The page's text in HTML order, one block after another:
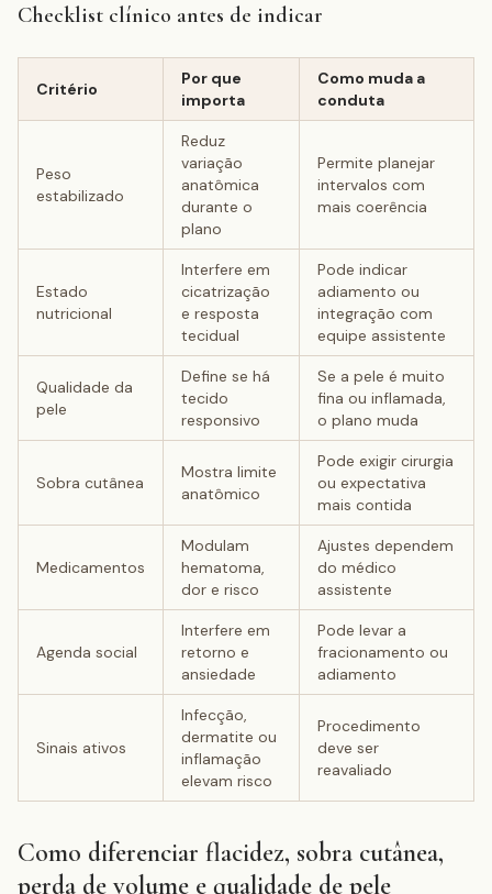
Checklist clínico antes de indicar
Critério
Por que
importa
Como muda a
conduta
Peso
estabilizado
Reduz
variação
anatômica
durante o
plano
Permite planejar
intervalos com
mais coerência
Estado
nutricional
Interfere em
cicatrização
e resposta
tecidual
Pode indicar
adiamento ou
integração com
equipe assistente
Qualidade da
pele
Define se há
tecido
responsivo
Se a pele é muito
fina ou inflamada,
o plano muda
Sobra cutânea
Mostra limite
anatômico
Pode exigir cirurgia
ou expectativa
mais contida
Medicamentos
Modulam
hematoma,
dor e risco
Ajustes dependem
do médico
assistente
Agenda social
Interfere em
retorno e
ansiedade
Pode levar a
fracionamento ou
adiamento
Sinais ativos
Infecção,
dermatite ou
inflamação
elevam risco
Procedimento
deve ser
reavaliado
Como diferenciar flacidez, sobra cutânea,
perda de volume e qualidade de pele